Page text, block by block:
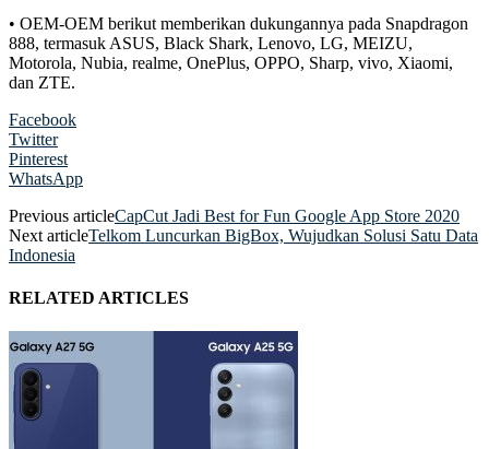
• OEM-OEM berikut memberikan dukungannya pada Snapdragon
888, termasuk ASUS, Black Shark, Lenovo, LG, MEIZU,
Motorola, Nubia, realme, OnePlus, OPPO, Sharp, vivo, Xiaomi,
dan ZTE.
Facebook
Twitter
Pinterest
WhatsApp
Previous articleCapCut Jadi Best for Fun Google App Store 2020
Next articleTelkom Luncurkan BigBox, Wujudkan Solusi Satu Data
Indonesia
RELATED ARTICLES